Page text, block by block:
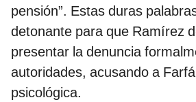
pensión”. Estas duras
detonante para que Ramírez
presentar la denuncia
autoridades, acusando a
psicológica.